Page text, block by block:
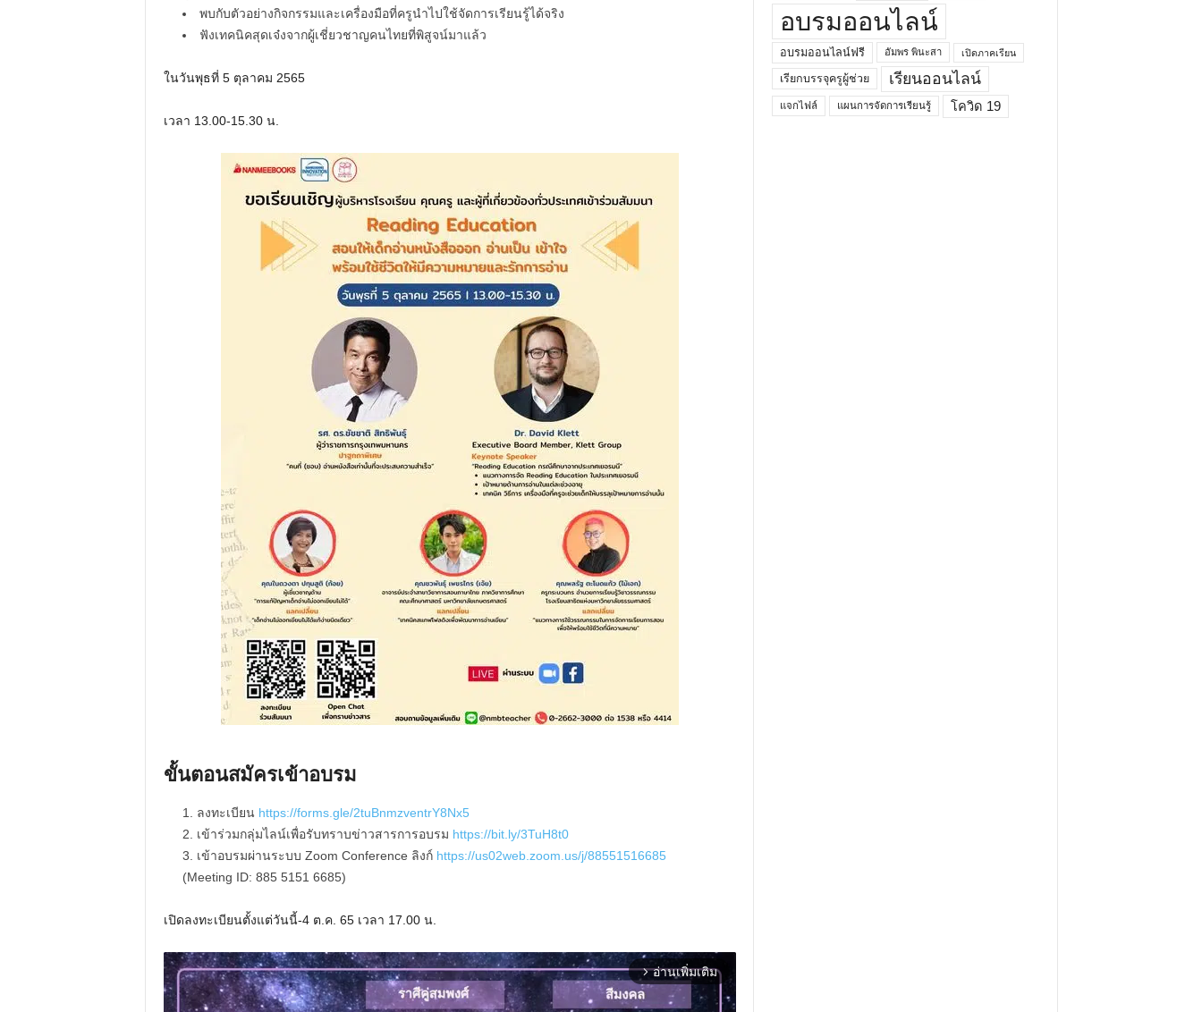
พบกับตัวอย่างกิจกรรมและเครื่องมือที่ครูนำไปใช้จัดการเรียนรู้ได้จริง
ฟังเทคนิคสุดเจ๋งจากผู้เชี่ยวชาญคนไทยที่พิสูจน์มาแล้ว
ในวันพุธที่ 5 ตุลาคม 2565
เวลา 13.00-15.30 น.
ขั้นตอนสมัครเข้าอบรม
ลงทะเบียน https://forms.gle/2tuBnmzventrY8Nx5
เข้าร่วมกลุ่มไลน์เพื่อรับทราบข่าวสารการอบรม https://bit.ly/3TuH8t0
เข้าอบรมผ่านระบบ Zoom Conference ลิงก์ https://us02web.zoom.us/j/88551516685
(Meeting ID: 885 5151 6685)
เปิดลงทะเบียนตั้งแต่วันนี้-4 ต.ค. 65 เวลา 17.00 น.
arrow_forward_ios อ่านเพิ่มเติม
อบรมออนไลน์
อบรมออนไลน์ฟรี อัมพร พินะสา เปิดภาคเรียน
เรียกบรรจุครูผู้ช่วย เรียนออนไลน์
แจกไฟล์ แผนการจัดการเรียนรู้ โควิด 19